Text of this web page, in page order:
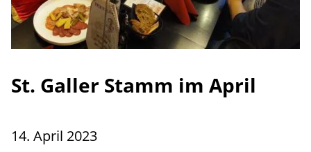
St. Galler Stamm im April
14. April 2023